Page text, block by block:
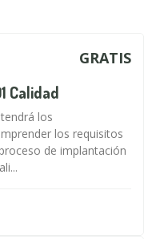
GRATIS
Calidad
los
los requisitos
de implantación